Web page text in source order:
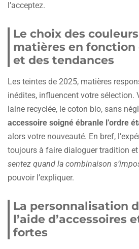
l’acceptez.
Le choix des
matières en fonction
et des tendances
Les teintes de 2025, matières
inédites, influencent votre sélection.
laine recyclée, le coton bio, sans
accessoire soigné ébranle l’ordre
alors votre nouveauté. En bref,
toujours à faire dialoguer tradition
sentez quand la combinaison
pouvoir l’expliquer.
La personnalisation
l’aide d’accessoires
fortes